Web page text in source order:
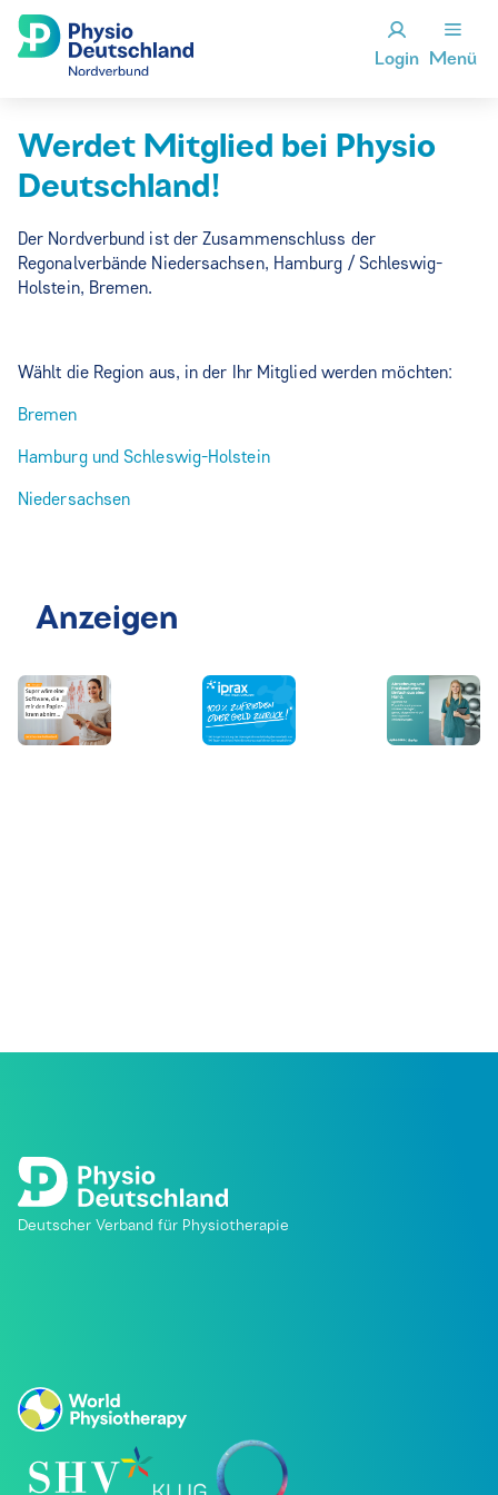
Login Menü
Werdet Mitglied bei Physio
Deutschland!
Der Nordverbund ist der Zusammenschluss der
Regonalverbände Niedersachsen, Hamburg / Schleswig-
Holstein, Bremen.
Wählt die Region aus, in der Ihr Mitglied werden möchten:
Bremen
Hamburg und Schleswig-Holstein
Niedersachsen
Anzeigen
Deutscher Verband für Physiotherapie